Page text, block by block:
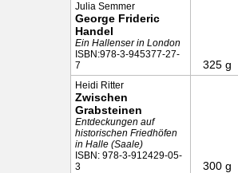
Julia Semmer
George Frideric
Handel
Ein Hallenser in London
ISBN:978-3-945377-27-
7
325 g
Heidi Ritter
Zwischen
Grabsteinen
Entdeckungen auf
historischen Friedhöfen
in Halle (Saale)
ISBN: 978-3-912429-05-
3
300 g